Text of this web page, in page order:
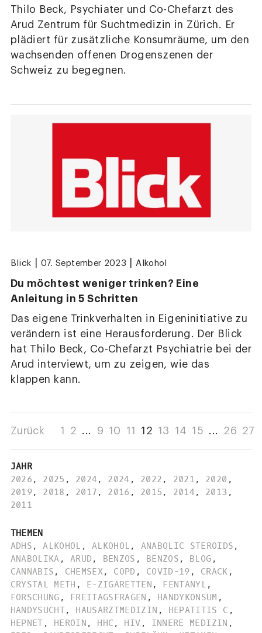
Thilo Beck, Psychiater und Co-Chefarzt des
Arud Zentrum für Suchtmedizin in Zürich. Er
plädiert für zusätzliche Konsumräume, um den
wachsenden offenen Drogenszenen der
Schweiz zu begegnen.
Blick 07. September 2023 Alkohol
Du möchtest weniger trinken? Eine
Anleitung in 5 Schritten
Das eigene Trinkverhalten in Eigeninitiative zu
verändern ist eine Herausforderung. Der Blick
hat Thilo Beck, Co-Chefarzt Psychiatrie bei der
Arud interviewt, um zu zeigen, wie das
klappen kann.
Zurück 1 2 ... 9 10 11 12 13 14 15 ... 26 27
JAHR
2026 , 2025 , 2024, 2024 , 2022 , 2021 , 2020 ,
2019, 2018 , 2017 , 2016 , 2015 , 2014, 2013 ,
2011
THEMEN
ADHS , ALKOHOL , ALKOHOL , ANABOLIC STEROIDS ,
ANABOLIKA , ARUD , BENZOS , BENZOS , BLOG ,
CANNABIS , CHEMSEX , COPD , COVID-19 , CRACK ,
CRYSTAL METH , E-ZIGARETTEN , FENTANYL ,
FORSCHUNG , FREITAGSFRAGEN , HANDYKONSUM ,
HANDYSUCHT, HAUSARZTMEDIZIN , HEPATITIS C ,
HEPNET , HEROIN , HHC , HIV , INNERE MEDIZIN ,